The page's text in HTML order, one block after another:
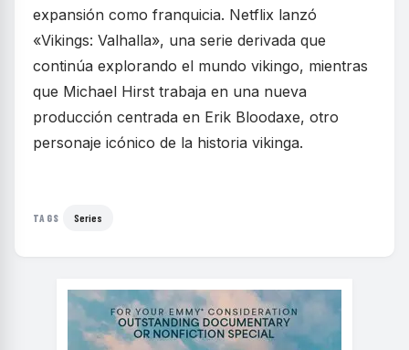
expansión como franquicia. Netflix lanzó
«Vikings: Valhalla», una serie derivada que
continúa explorando el mundo vikingo, mientras
que Michael Hirst trabaja en una nueva
producción centrada en Erik Bloodaxe, otro
personaje icónico de la historia vikinga.
TAGS Series